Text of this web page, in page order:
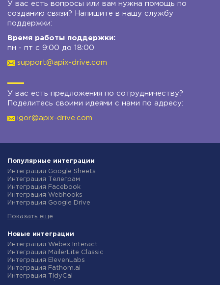
У вас есть вопросы или вам нужна помощь по
созданию связи? Напишите в нашу службу
поддержки:
Время работы поддержки:
пн - пт с 9:00 до 18:00
support@apix-drive.com
У вас есть предложения по сотрудничеству?
Поделитесь своими идеями с нами по адресу:
igor@apix-drive.com
Популярные интеграции
Интеграция Google Sheets
Интеграция Телеграм
Интеграция Facebook
Интеграция Webhooks
Интеграция Google Drive
Интеграция Gmail
Интеграция Новая Почта
Интеграция Binotel
Интеграция OpenAI (ChatGPT)
Интеграция Prom
Интеграция Приват24
Интеграция OLX
Интеграция TurboSMS
Показать еще
Новые интеграции
Интеграция Webex Interact
Интеграция MailerLite Classic
Интеграция ElevenLabs
Интеграция Fathom.ai
Интеграция TidyCal